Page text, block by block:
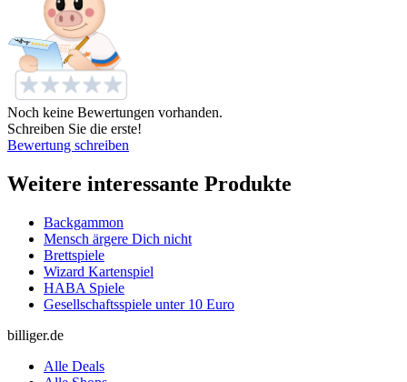
Noch keine Bewertungen vorhanden.
Schreiben Sie die erste!
Bewertung schreiben
Weitere interessante Produkte
Backgammon
Mensch ärgere Dich nicht
Brettspiele
Wizard Kartenspiel
HABA Spiele
Gesellschaftsspiele unter 10 Euro
billiger.de
Alle Deals